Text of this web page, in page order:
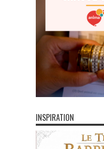
INSPIRATION